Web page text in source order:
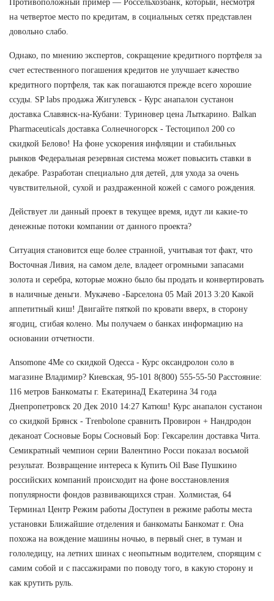
Противоположный пример — Россельхозбанк, который, несмотря
на четвертое место по кредитам, в социальных сетях представлен
довольно слабо.
Однако, по мнению экспертов, сокращение кредитного портфеля за
счет естественного погашения кредитов не улучшает качество
кредитного портфеля, так как погашаются прежде всего хорошие
ссуды. SP labs продажа Жигулевск - Курс анапалон сустанон
доставка Славянск-на-Кубани: Туриновер цена Лыткарино. Balkan
Pharmaceuticals доставка Солнечногорск - Тестоципол 200 со
скидкой Белово! На фоне ускорения инфляции и стабильных
рынков Федеральная резервная система может повысить ставки в
декабре. Разработан специально для детей, для ухода за очень
чувствительной, сухой и раздраженной кожей с самого рождения.
Действует ли данный проект в текущее время, идут ли какие-то
денежные потоки компании от данного проекта?
Ситуация становится еще более странной, учитывая тот факт, что
Восточная Ливия, на самом деле, владеет огромными запасами
золота и серебра, которые можно было бы продать и конвертировать
в наличные деньги. Мукачево -Барселона 05 Май 2013 3:20 Какой
аппетитный киш! Двигайте пяткой по кровати вверх, в сторону
ягодиц, сгибая колено. Мы получаем о банках информацию на
основании отчетности.
Ansomone 4Me со скидкой Одесса - Курс оксандролон соло в
магазине Владимир? Киевская, 95-101 8(800) 555-55-50 Расстояние:
116 метров Банкоматы г. ЕкатеринаД Екатерина 34 года
Днепропетровск 20 Дек 2010 14:27 Катюш! Курс анапалон сустанон
со скидкой Брянск - Trenbolone сравнить Провирон + Нандродон
деканоат Сосновые Боры Сосновый Бор: Гексарелин доставка Чита.
Семикратный чемпион серии Валентино Росси показал восьмой
результат. Возвращение интереса к Купить Oil Base Пушкино
российских компаний происходит на фоне восстановления
популярности фондов развивающихся стран. Холмистая, 64
Терминал Центр Режим работы Доступен в режиме работы места
установки Ближайшие отделения и банкоматы Банкомат г. Она
похожа на вождение машины ночью, в первый снег, в туман и
гололедицу, на летних шинах с неопытным водителем, спорящим с
самим собой и с пассажирами по поводу того, в какую сторону и
как крутить руль.